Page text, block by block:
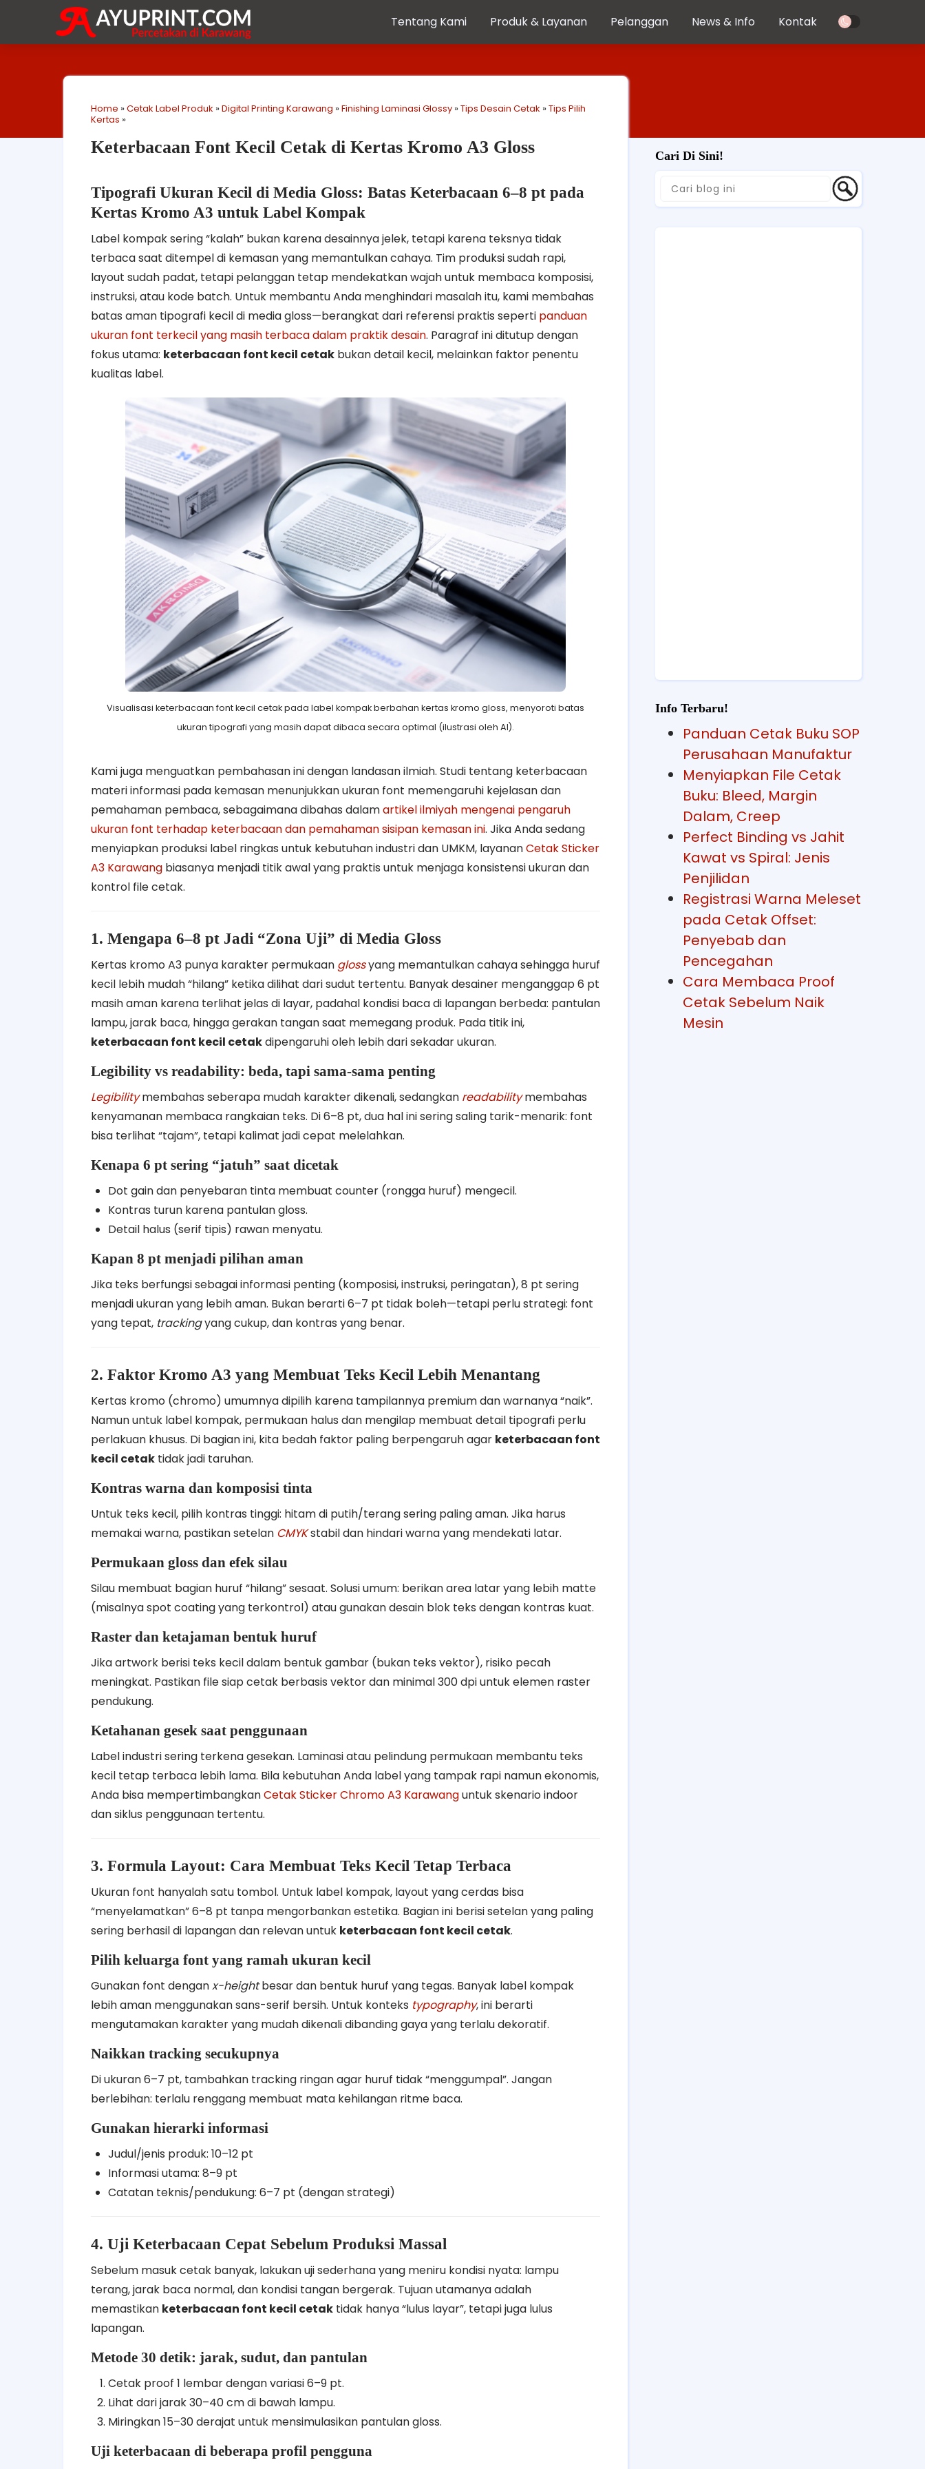
Tentang Kami Produk & Layanan Pelanggan News & Info Kontak
Home »Cetak Label Produk »Digital Printing Karawang »Finishing Laminasi Glossy »Tips Desain Cetak »Tips Pilih
Kertas »
Keterbacaan Font Kecil Cetak di Kertas Kromo A3 Gloss
Tipografi Ukuran Kecil di Media Gloss: Batas Keterbacaan 6–8 pt pada
Kertas Kromo A3 untuk Label Kompak
Label kompak sering “kalah” bukan karena desainnya jelek, tetapi karena teksnya tidak
terbaca saat ditempel di kemasan yang memantulkan cahaya. Tim produksi sudah rapi,
layout sudah padat, tetapi pelanggan tetap mendekatkan wajah untuk membaca komposisi,
instruksi, atau kode batch. Untuk membantu Anda menghindari masalah itu, kami membahas
batas aman tipografi kecil di media gloss—berangkat dari referensi praktis seperti panduan
ukuran font terkecil yang masih terbaca dalam praktik desain. Paragraf ini ditutup dengan
fokus utama: keterbacaan font kecil cetak bukan detail kecil, melainkan faktor penentu
kualitas label.
Visualisasi keterbacaan font kecil cetak pada label kompak berbahan kertas kromo gloss, menyoroti batas
ukuran tipografi yang masih dapat dibaca secara optimal (ilustrasi oleh AI).
Kami juga menguatkan pembahasan ini dengan landasan ilmiah. Studi tentang keterbacaan
materi informasi pada kemasan menunjukkan ukuran font memengaruhi kejelasan dan
pemahaman pembaca, sebagaimana dibahas dalamartikel ilmiyah mengenai pengaruh
ukuran font terhadap keterbacaan dan pemahaman sisipan kemasan ini. Jika Anda sedang
menyiapkan produksi label ringkas untuk kebutuhan industri dan UMKM, layananCetak Sticker
A3 Karawang biasanya menjadi titik awal yang praktis untuk menjaga konsistensi ukuran dan
kontrol file cetak.
1. Mengapa 6–8 pt Jadi “Zona Uji” di Media Gloss
Kertas kromo A3 punya karakter permukaan glossyang memantulkan cahaya sehingga huruf
kecil lebih mudah “hilang” ketika dilihat dari sudut tertentu. Banyak desainer menganggap 6 pt
masih aman karena terlihat jelas di layar, padahal kondisi baca di lapangan berbeda: pantulan
lampu, jarak baca, hingga gerakan tangan saat memegang produk. Pada titik ini,
keterbacaan font kecil cetakdipengaruhi oleh lebih dari sekadar ukuran.
Legibility vs readability: beda, tapi sama-sama penting
Legibilitymembahas seberapa mudah karakter dikenali, sedangkan readabilitymembahas
kenyamanan membaca rangkaian teks. Di 6–8 pt, dua hal ini sering saling tarik-menarik: font
bisa terlihat “tajam”, tetapi kalimat jadi cepat melelahkan.
Kenapa 6 pt sering “jatuh” saat dicetak
Dot gain dan penyebaran tinta membuat counter (rongga huruf) mengecil.
Kontras turun karena pantulan gloss.
Detail halus (serif tipis) rawan menyatu.
Kapan 8 pt menjadi pilihan aman
Jika teks berfungsi sebagai informasi penting (komposisi, instruksi, peringatan), 8 pt sering
menjadi ukuran yang lebih aman. Bukan berarti 6–7 pt tidak boleh—tetapi perlu strategi: font
yang tepat, trackingyang cukup, dan kontras yang benar.
2. Faktor Kromo A3 yang Membuat Teks Kecil Lebih Menantang
Kertas kromo (chromo) umumnya dipilih karena tampilannya premium dan warnanya “naik”.
Namun untuk label kompak, permukaan halus dan mengilap membuat detail tipografi perlu
perlakuan khusus. Di bagian ini, kita bedah faktor paling berpengaruh agar keterbacaan font
kecil cetak tidak jadi taruhan.
Kontras warna dan komposisi tinta
Untuk teks kecil, pilih kontras tinggi: hitam di putih/terang sering paling aman. Jika harus
memakai warna, pastikan setelan CMYKstabil dan hindari warna yang mendekati latar.
Permukaan gloss dan efek silau
Silau membuat bagian huruf “hilang” sesaat. Solusi umum: berikan area latar yang lebih matte
(misalnya spot coating yang terkontrol) atau gunakan desain blok teks dengan kontras kuat.
Raster dan ketajaman bentuk huruf
Jika artwork berisi teks kecil dalam bentuk gambar (bukan teks vektor), risiko pecah
meningkat. Pastikan file siap cetak berbasis vektor dan minimal 300 dpi untuk elemen raster
pendukung.
Ketahanan gesek saat penggunaan
Label industri sering terkena gesekan. Laminasi atau pelindung permukaan membantu teks
kecil tetap terbaca lebih lama. Bila kebutuhan Anda label yang tampak rapi namun ekonomis,
Anda bisa mempertimbangkanCetak Sticker Chromo A3 Karawanguntuk skenario indoor
dan siklus penggunaan tertentu.
3. Formula Layout: Cara Membuat Teks Kecil Tetap Terbaca
Ukuran font hanyalah satu tombol. Untuk label kompak, layout yang cerdas bisa
“menyelamatkan” 6–8 pt tanpa mengorbankan estetika. Bagian ini berisi setelan yang paling
sering berhasil di lapangan dan relevan untuk keterbacaan font kecil cetak.
Pilih keluarga font yang ramah ukuran kecil
Gunakan font denganx-heightbesar dan bentuk huruf yang tegas. Banyak label kompak
lebih aman menggunakan sans-serif bersih. Untuk konteks typography, ini berarti
mengutamakan karakter yang mudah dikenali dibanding gaya yang terlalu dekoratif.
Naikkan tracking secukupnya
Di ukuran 6–7 pt, tambahkan tracking ringan agar huruf tidak “menggumpal”. Jangan
berlebihan: terlalu renggang membuat mata kehilangan ritme baca.
Gunakan hierarki informasi
Judul/jenis produk: 10–12 pt
Informasi utama: 8–9 pt
Catatan teknis/pendukung: 6–7 pt (dengan strategi)
4. Uji Keterbacaan Cepat Sebelum Produksi Massal
Sebelum masuk cetak banyak, lakukan uji sederhana yang meniru kondisi nyata: lampu
terang, jarak baca normal, dan kondisi tangan bergerak. Tujuan utamanya adalah
memastikan keterbacaan font kecil cetak tidak hanya “lulus layar”, tetapi juga lulus
lapangan.
Metode 30 detik: jarak, sudut, dan pantulan
Cetak proof 1 lembar dengan variasi 6–9 pt.
Lihat dari jarak 30–40 cm di bawah lampu.
Miringkan 15–30 derajat untuk mensimulasikan pantulan gloss.
Uji keterbacaan di beberapa profil pengguna
Cari Di Sini!
Info Terbaru!
Panduan Cetak Buku SOP
Perusahaan Manufaktur
Menyiapkan File Cetak
Buku: Bleed, Margin
Dalam, Creep
Perfect Binding vs Jahit
Kawat vs Spiral: Jenis
Penjilidan
Registrasi Warna Meleset
pada Cetak Offset:
Penyebab dan
Pencegahan
Cara Membaca Proof
Cetak Sebelum Naik
Mesin